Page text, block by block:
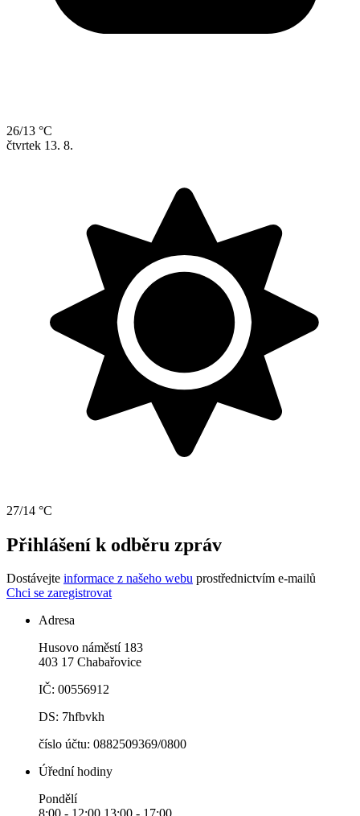
26/13 °C
čtvrtek 13. 8.
27/14 °C
Přihlášení k odběru zpráv
Dostávejte informace z našeho webu prostřednictvím e-mailů
Chci se zaregistrovat
Adresa
Husovo náměstí 183
403 17 Chabařovice
IČ: 00556912
DS: 7hfbvkh
číslo účtu: 0882509369/0800
Úřední hodiny
Pondělí